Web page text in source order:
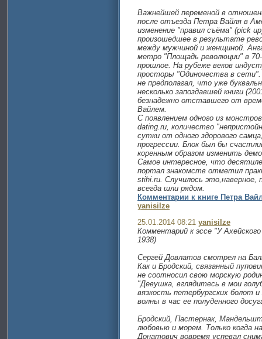
Важнейшей переменой в
после отъезда Петра Вайля в
изменение "правил съёма" (pick
произошедшее в результате
между мужчиной и женщиной.
метро "Площадь революции" в
прошлое. На рубеже веков
просторы "Одиночества в
не предполагал, что уже
несколько запоздавшей книги
безнадежно отставшего от
Вайлем.
С появлением одного из
dating.ru, количество
сутки от одного здорового
прогрессии. Блок был бы
коренным образом изменить
Самое интересное, что
портал знакомств отметил
stihi.ru. Случилось
всегда шли рядом.
Комментарии к книге Петра
yanisilze
25.01.2014 08:21 yanisilze
Комментарий к эссе "У
1938)
Сергей Довлатов смотрел на
Как и Бродский, связанный
не соотносил свою морскую
"Девушка, вглядитесь в мои
вязкость петербургских болот
волны в час ее полуденного
Бродский, Пастернак,
любовью и морем. Только когда
Донатович вовремя успевал